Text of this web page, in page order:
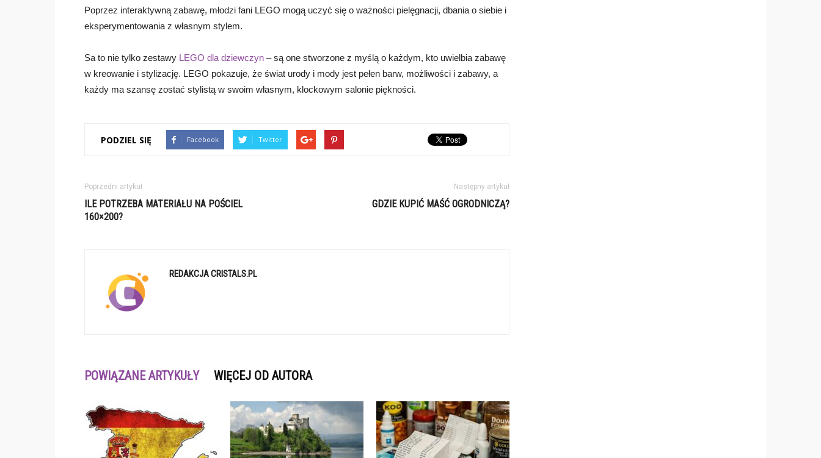
Poprzez interaktywną zabawę, młodzi fani LEGO mogą uczyć się o ważności pielęgnacji, dbania o siebie i
eksperymentowania z własnym stylem.
Sa to nie tylko zestawy LEGO dla dziewczyn – są one stworzone z myślą o każdym, kto uwielbia zabawę
w kreowanie i stylizację. LEGO pokazuje, że świat urody i mody jest pełen barw, możliwości i zabawy, a
każdy ma szansę zostać stylistą w swoim własnym, klockowym salonie piękności.
PODZIEL SIĘ Facebook Twitter
Poprzedni artykuł
ILE POTRZEBA MATERIAŁU NA POŚCIEL
160×200?
Następny artykuł
GDZIE KUPIĆ MAŚĆ OGRODNICZĄ?
REDAKCJA CRISTALS.PL
POWIĄZANE ARTYKUŁY WIĘCEJ OD AUTORA